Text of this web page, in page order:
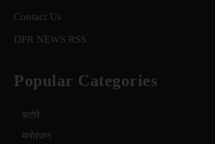
Contact Us
DPR NEWS RSS
Popular Categories
चटोरे
मनोरंजन